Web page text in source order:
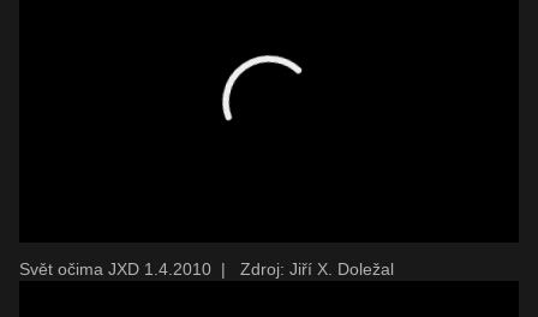
Svět očima JXD 1.4.2010 | Zdroj: Jiří X. Doležal